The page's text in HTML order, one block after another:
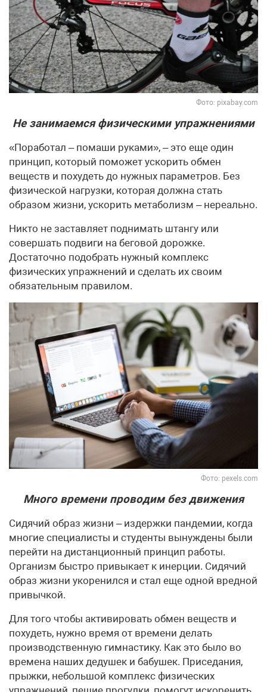
Фото: pixabay.com
Не занимаемся физическими упражнениями
«Поработал – помаши руками», – это еще один
принцип, который поможет ускорить обмен
веществ и похудеть до нужных параметров. Без
физической нагрузки, которая должна стать
образом жизни, ускорить метаболизм – нереально.
Никто не заставляет поднимать штангу или
совершать подвиги на беговой дорожке.
Достаточно подобрать нужный комплекс
физических упражнений и сделать их своим
обязательным правилом.
Фото: pexels.com
Много времени проводим без движения
Сидячий образ жизни – издержки пандемии, когда
многие специалисты и студенты вынуждены были
перейти на дистанционный принцип работы.
Организм быстро привыкает к инерции. Сидячий
образ жизни укоренился и стал еще одной вредной
привычкой.
Для того чтобы активировать обмен веществ и
похудеть, нужно время от времени делать
производственную гимнастику. Как это было во
времена наших дедушек и бабушек. Приседания,
прыжки, небольшой комплекс физических